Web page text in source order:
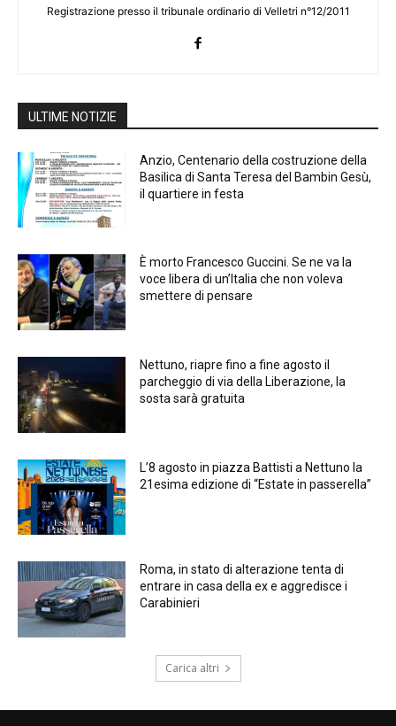
Registrazione presso il tribunale ordinario di Velletri n°12/2011
ULTIME NOTIZIE
Anzio, Centenario della costruzione della
Basilica di Santa Teresa del Bambin Gesù,
il quartiere in festa
È morto Francesco Guccini. Se ne va la
voce libera di un’Italia che non voleva
smettere di pensare
Nettuno, riapre fino a fine agosto il
parcheggio di via della Liberazione, la
sosta sarà gratuita
L’8 agosto in piazza Battisti a Nettuno la
21esima edizione di “Estate in passerella”
Roma, in stato di alterazione tenta di
entrare in casa della ex e aggredisce i
Carabinieri
Carica altri